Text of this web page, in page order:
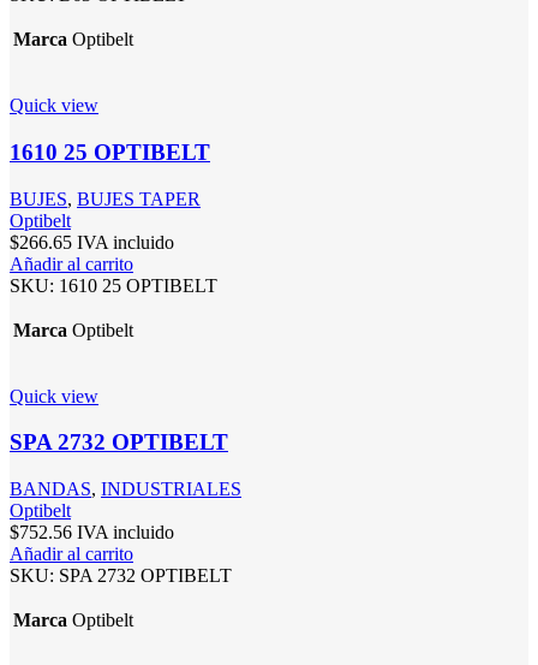
Marca Optibelt
Quick view
1610 25 OPTIBELT
BUJES, BUJES TAPER
Optibelt
$266.65 IVA incluido
Añadir al carrito
SKU: 1610 25 OPTIBELT
Marca Optibelt
Quick view
SPA 2732 OPTIBELT
BANDAS, INDUSTRIALES
Optibelt
$752.56 IVA incluido
Añadir al carrito
SKU: SPA 2732 OPTIBELT
Marca Optibelt